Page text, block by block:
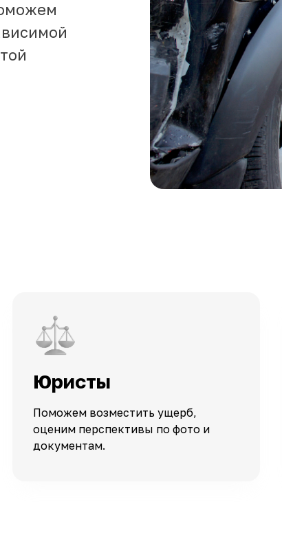
Юристы
Поможем возместить ущерб,
оценим перспективы по фото и
документам.